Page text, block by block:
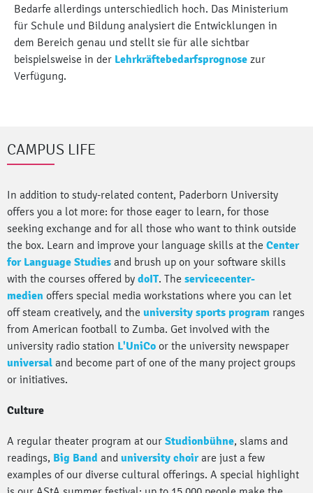
Bedarfe allerdings unterschiedlich hoch. Das Ministerium
für Schule und Bildung analysiert die Entwicklungen in
dem Bereich genau und stellt sie für alle sichtbar
beispielsweise in der Lehrkräftebedarfsprognose zur
Verfügung.
CAMPUS LIFE
In addition to study-related content, Paderborn University
offers you a lot more: for those eager to learn, for those
seeking exchange and for all those who want to think outside
the box. Learn and improve your language skills at the Center
for Language Studies and brush up on your software skills
with the courses offered by doIT. The servicecenter-
medien offers special media workstations where you can let
off steam creatively, and the university sports program ranges
from American football to Zumba. Get involved with the
university radio station L'UniCo or the university newspaper
universal and become part of one of the many project groups
or initiatives.
Culture
A regular theater program at our Studionbühne, slams and
readings, Big Band and university choirare just a few
examples of our diverse cultural offerings. A special highlight